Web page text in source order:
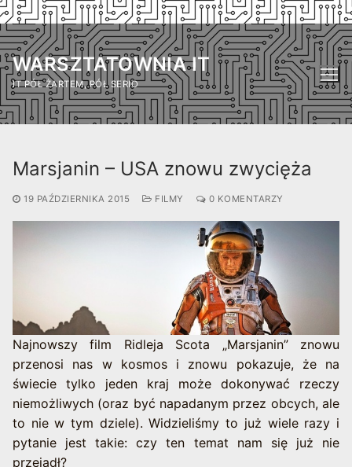
Przejdź
do
treści
WARSZTATOWNIA IT
IT PÓŁ ŻARTEM, PÓŁ SERIO
Marsjanin – USA znowu zwycięża
19 PAŹDZIERNIKA 2015 FILMY 0 KOMENTARZY
Najnowszy film Ridleja Scota „Marsjanin” znowu
przenosi nas w kosmos i znowu pokazuje, że na
świecie tylko jeden kraj może dokonywać rzeczy
niemożliwych (oraz być napadanym przez obcych, ale
to nie w tym dziele). Widzieliśmy to już wiele razy i
pytanie jest takie: czy ten temat nam się już nie
przejadł?